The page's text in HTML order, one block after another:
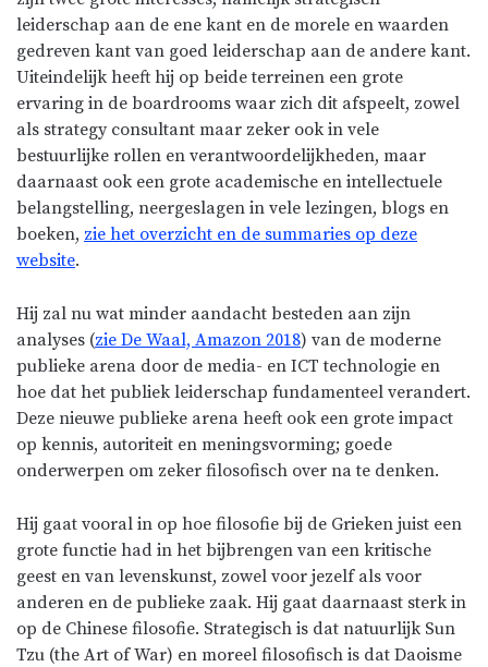
leiderschap aan de ene kant en de morele en waarden
gedreven kant van goed leiderschap aan de andere kant.
Uiteindelijk heeft hij op beide terreinen een grote
ervaring in de boardrooms waar zich dit afspeelt, zowel
als strategy consultant maar zeker ook in vele
bestuurlijke rollen en verantwoordelijkheden, maar
daarnaast ook een grote academische en intellectuele
belangstelling, neergeslagen in vele lezingen, blogs en
boeken, zie het overzicht en de summaries op deze
website.
Hij zal nu wat minder aandacht besteden aan zijn
analyses (zie De Waal, Amazon 2018) van de moderne
publieke arena door de media- en ICT technologie en
hoe dat het publiek leiderschap fundamenteel verandert.
Deze nieuwe publieke arena heeft ook een grote impact
op kennis, autoriteit en meningsvorming; goede
onderwerpen om zeker filosofisch over na te denken.
Hij gaat vooral in op hoe filosofie bij de Grieken juist een
grote functie had in het bijbrengen van een kritische
geest en van levenskunst, zowel voor jezelf als voor
anderen en de publieke zaak. Hij gaat daarnaast sterk in
op de Chinese filosofie. Strategisch is dat natuurlijk Sun
Tzu (the Art of War) en moreel filosofisch is dat Daoisme